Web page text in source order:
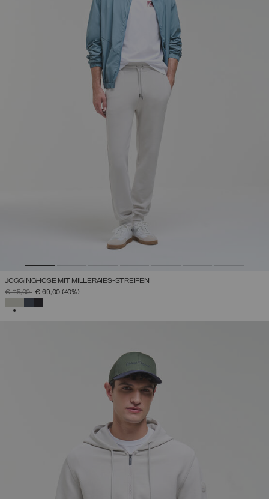
JOGGINGHOSE MIT MILLERAIES-STREIFEN
PREIS REDUZIERT VON
€ 115,00AUF
€ 69,00 (40%)